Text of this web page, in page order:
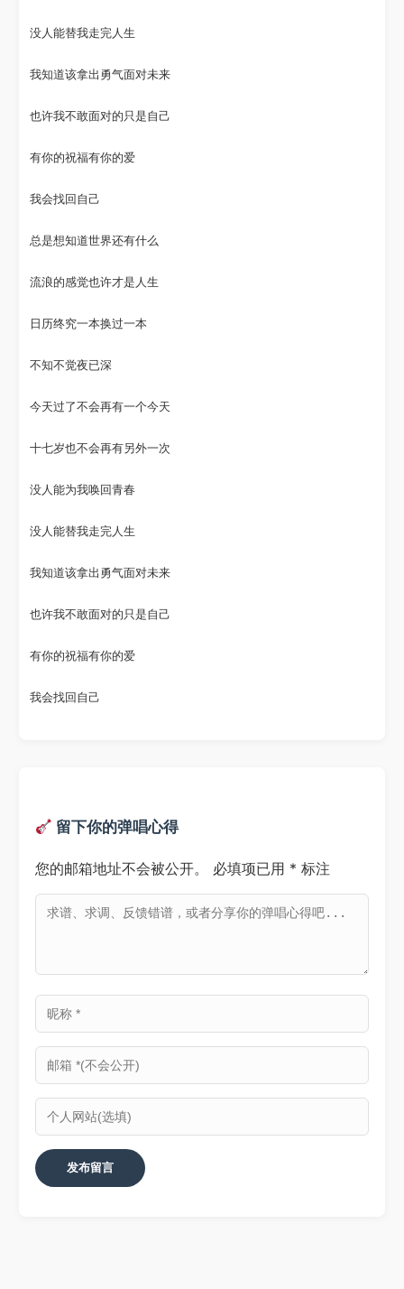
没人能替我走完人生
我知道该拿出勇气面对未来
也许我不敢面对的只是自己
有你的祝福有你的爱
我会找回自己
总是想知道世界还有什么
流浪的感觉也许才是人生
日历终究一本换过一本
不知不觉夜已深
今天过了不会再有一个今天
十七岁也不会再有另外一次
没人能为我唤回青春
没人能替我走完人生
我知道该拿出勇气面对未来
也许我不敢面对的只是自己
有你的祝福有你的爱
我会找回自己
留下你的弹唱心得
您的邮箱地址不会被公开。 必填项已用 * 标注